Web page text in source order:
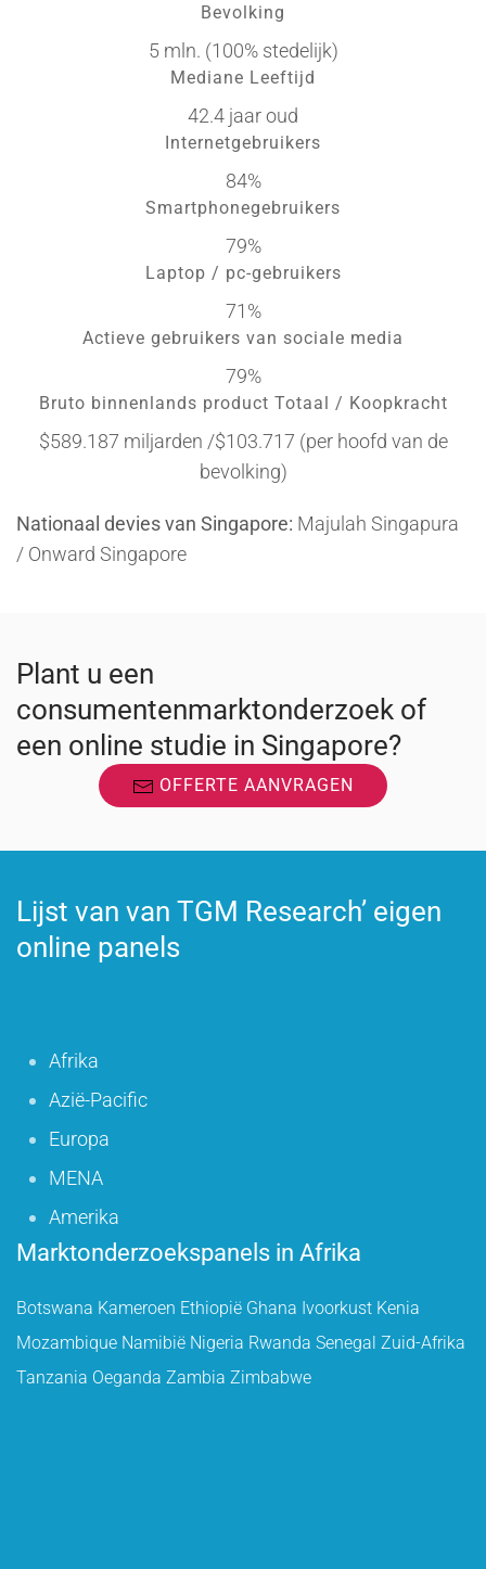
Bevolking
5 mln. (100% stedelijk)
Mediane Leeftijd
42.4 jaar oud
Internetgebruikers
84%
Smartphonegebruikers
79%
Laptop / pc-gebruikers
71%
Actieve gebruikers van sociale media
79%
Bruto binnenlands product Totaal / Koopkracht
$589.187 miljarden /$103.717 (per hoofd van de
bevolking)
Nationaal devies van Singapore: Majulah Singapura
/ Onward Singapore
Plant u een
consumentenmarktonderzoek of
een online studie in Singapore?
OFFERTE AANVRAGEN
Lijst van van TGM Research’ eigen
online panels
Afrika
Azië-Pacific
Europa
MENA
Amerika
Marktonderzoekspanels in Afrika
Botswana Kameroen Ethiopië Ghana Ivoorkust Kenia
Mozambique Namibië Nigeria Rwanda Senegal Zuid-Afrika
Tanzania Oeganda Zambia Zimbabwe